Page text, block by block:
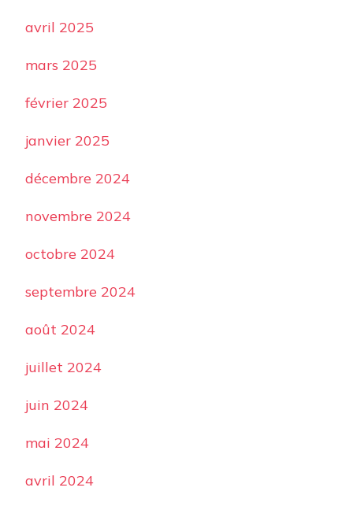
avril 2025
mars 2025
février 2025
janvier 2025
décembre 2024
novembre 2024
octobre 2024
septembre 2024
août 2024
juillet 2024
juin 2024
mai 2024
avril 2024